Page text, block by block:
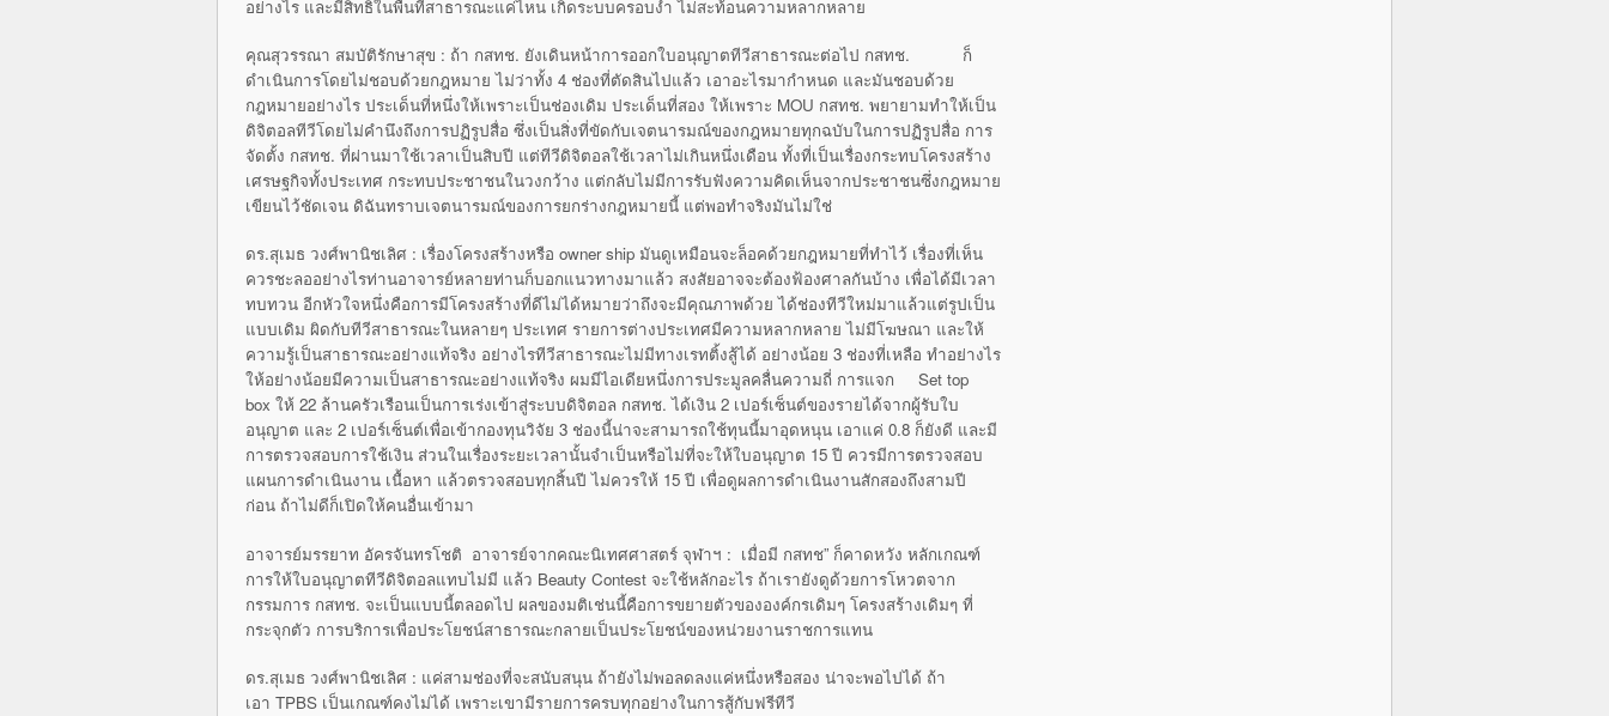
อย่างไร และมีสิทธิในพื้นที่สาธารณะแค่ไหน เกิดระบบครอบงำ ไม่สะท้อนความหลากหลาย
คุณสุวรรณา สมบัติรักษาสุข : ถ้า กสทช. ยังเดินหน้าการออกใบอนุญาตทีวีสาธารณะต่อไป กสทช. ก็
ดำเนินการโดยไม่ชอบด้วยกฎหมาย ไม่ว่าทั้ง 4 ช่องที่ตัดสินไปแล้ว เอาอะไรมากำหนด และมันชอบด้วย
กฎหมายอย่างไร ประเด็นที่หนึ่งให้เพราะเป็นช่องเดิม ประเด็นที่สอง ให้เพราะ MOU กสทช. พยายามทำให้เป็น
ดิจิตอลทีวีโดยไม่คำนึงถึงการปฏิรูปสื่อ ซึ่งเป็นสิ่งที่ขัดกับเจตนารมณ์ของกฎหมายทุกฉบับในการปฏิรูปสื่อ การ
จัดตั้ง กสทช. ที่ผ่านมาใช้เวลาเป็นสิบปี แต่ทีวีดิจิตอลใช้เวลาไม่เกินหนึ่งเดือน ทั้งที่เป็นเรื่องกระทบโครงสร้าง
เศรษฐกิจทั้งประเทศ กระทบประชาชนในวงกว้าง แต่กลับไม่มีการรับฟังความคิดเห็นจากประชาชนซึ่งกฎหมาย
เขียนไว้ชัดเจน ดิฉันทราบเจตนารมณ์ของการยกร่างกฎหมายนี้ แต่พอทำจริงมันไม่ใช่
ดร.สุเมธ วงศ์พานิชเลิศ : เรื่องโครงสร้างหรือ owner ship มันดูเหมือนจะล็อคด้วยกฎหมายที่ทำไว้ เรื่องที่เห็น
ควรชะลออย่างไรท่านอาจารย์หลายท่านก็บอกแนวทางมาแล้ว สงสัยอาจจะต้องฟ้องศาลกันบ้าง เพื่อได้มีเวลา
ทบทวน อีกหัวใจหนึ่งคือการมีโครงสร้างที่ดีไม่ได้หมายว่าถึงจะมีคุณภาพด้วย ได้ช่องทีวีใหม่มาแล้วแต่รูปเป็น
แบบเดิม ผิดกับทีวีสาธารณะในหลายๆ ประเทศ รายการต่างประเทศมีความหลากหลาย ไม่มีโฆษณา และให้
ความรู้เป็นสาธารณะอย่างแท้จริง อย่างไรทีวีสาธารณะไม่มีทางเรทติ้งสู้ได้ อย่างน้อย 3 ช่องที่เหลือ ทำอย่างไร
ให้อย่างน้อยมีความเป็นสาธารณะอย่างแท้จริง ผมมีไอเดียหนึ่งการประมูลคลื่นความถี่ การแจก Set top
box ให้ 22 ล้านครัวเรือนเป็นการเร่งเข้าสู่ระบบดิจิตอล กสทช. ได้เงิน 2 เปอร์เซ็นต์ของรายได้จากผู้รับใบ
อนุญาต และ 2 เปอร์เซ็นต์เพื่อเข้ากองทุนวิจัย 3 ช่องนี้น่าจะสามารถใช้ทุนนี้มาอุดหนุน เอาแค่ 0.8 ก็ยังดี และมี
การตรวจสอบการใช้เงิน ส่วนในเรื่องระยะเวลานั้นจำเป็นหรือไม่ที่จะให้ใบอนุญาต 15 ปี ควรมีการตรวจสอบ
แผนการดำเนินงาน เนื้อหา แล้วตรวจสอบทุกสิ้นปี ไม่ควรให้ 15 ปี เพื่อดูผลการดำเนินงานสักสองถึงสามปี
ก่อน ถ้าไม่ดีก็เปิดให้คนอื่นเข้ามา
อาจารย์มรรยาท อัครจันทรโชติ อาจารย์จากคณะนิเทศศาสตร์ จุฬาฯ : เมื่อมี กสทช” ก็คาดหวัง หลักเกณฑ์
การให้ใบอนุญาตทีวีดิจิตอลแทบไม่มี แล้ว Beauty Contest จะใช้หลักอะไร ถ้าเรายังดูด้วยการโหวตจาก
กรรมการ กสทช. จะเป็นแบบนี้ตลอดไป ผลของมติเช่นนี้คือการขยายตัวขององค์กรเดิมๆ โครงสร้างเดิมๆ ที่
กระจุกตัว การบริการเพื่อประโยชน์สาธารณะกลายเป็นประโยชน์ของหน่วยงานราชการแทน
ดร.สุเมธ วงศ์พานิชเลิศ : แค่สามช่องที่จะสนับสนุน ถ้ายังไม่พอลดลงแค่หนึ่งหรือสอง น่าจะพอไปได้ ถ้า
เอา TPBS เป็นเกณฑ์คงไม่ได้ เพราะเขามีรายการครบทุกอย่างในการสู้กับฟรีทีวี